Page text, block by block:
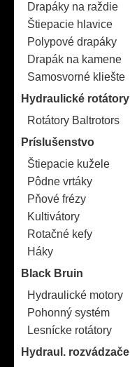
Drapáky na raždie
Štiepacie hlavice
Polypové drapáky
Drapák na kamene
Samosvorné kliešte
Hydraulické rotátory
Rotátory Baltrotors
Príslušenstvo
Štiepacie kužele
Pôdne vrtáky
Pňové frézy
Kultivátory
Rotačné kefy
Háky
Black Bruin
Hydraulické motory
Pohonný systém
Lesnícke rotátory
Hydraul. rozvádzače